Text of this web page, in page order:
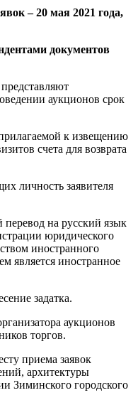
– 20 мая 2021 года,
документов
аукционов срок
к извещению
счета для возврата
личность заявителя
на русский язык
юридического
иностранного
является иностранное
задатка.
аукционов
торгов.
приема заявок
архитектуры
Зиминского городского